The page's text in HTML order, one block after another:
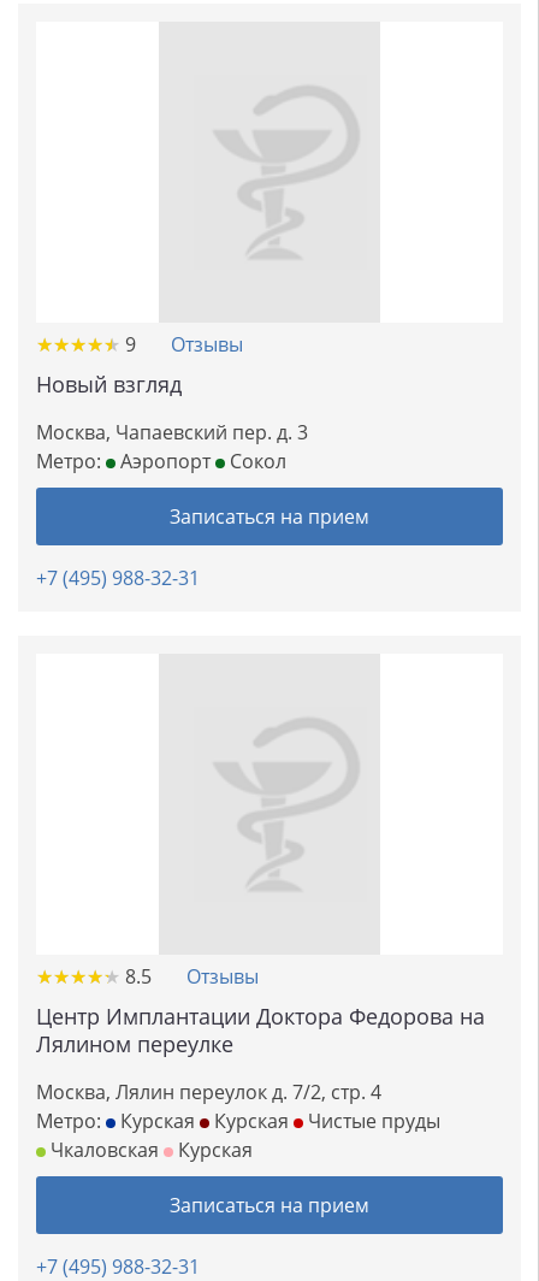
★★★★★
★★★★★ 9 Отзывы
Новый взгляд
Москва, Чапаевский пер. д. 3
Метро:
Аэропорт Сокол
Записаться на прием
+7 (495) 988-32-31
★★★★★
★★★★★ 8.5 Отзывы
Центр Имплантации Доктора Федорова на
Лялином переулке
Москва, Лялин переулок д. 7/2, стр. 4
Метро:
Курская Курская
Чистые пруды
Чкаловская
Курская
Записаться на прием
+7 (495) 988-32-31